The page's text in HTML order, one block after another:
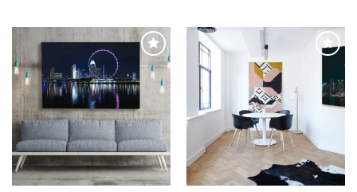
Adaugă
favorite
Adaugă
la